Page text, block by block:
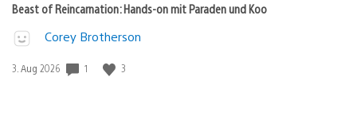
Beast of Reincarnation: Hands-on mit Paraden und Koo
Corey Brotherson
Veröffentlichungsdatum:
3. Aug 2026 1 3